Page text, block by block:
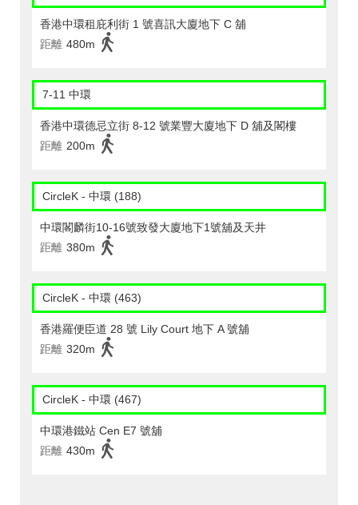
香港中環租庇利街 1 號喜訊大廈地下 C 舖
距離 480m
7-11 中環
香港中環德忌立街 8-12 號業豐大廈地下 D 舖及閣樓
距離 200m
CircleK - 中環 (188)
中環閣麟街10-16號致發大廈地下1號舖及天井
距離 380m
CircleK - 中環 (463)
香港羅便臣道 28 號 Lily Court 地下 A 號舖
距離 320m
CircleK - 中環 (467)
中環港鐵站 Cen E7 號舖
距離 430m